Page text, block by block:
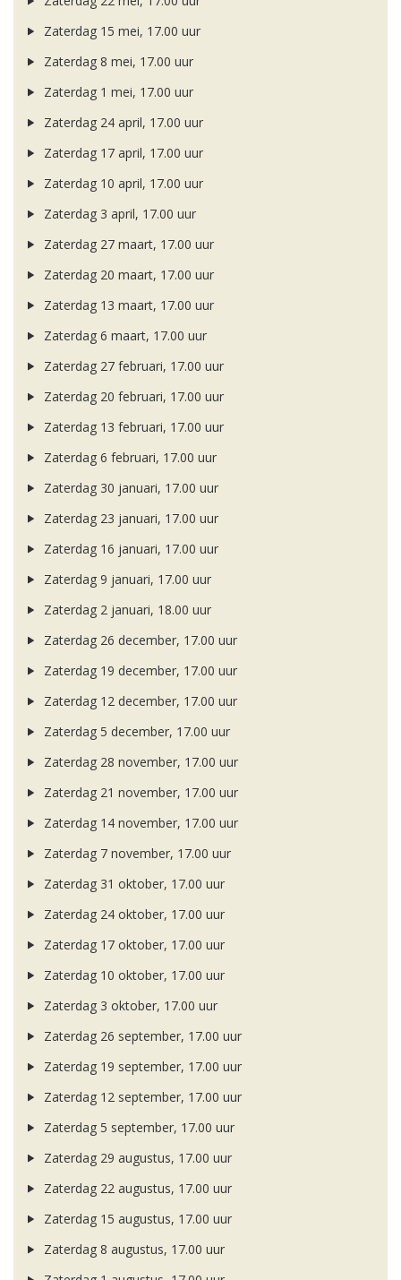
Zaterdag 15 mei, 17.00 uur
Zaterdag 8 mei, 17.00 uur
Zaterdag 1 mei, 17.00 uur
Zaterdag 24 april, 17.00 uur
Zaterdag 17 april, 17.00 uur
Zaterdag 10 april, 17.00 uur
Zaterdag 3 april, 17.00 uur
Zaterdag 27 maart, 17.00 uur
Zaterdag 20 maart, 17.00 uur
Zaterdag 13 maart, 17.00 uur
Zaterdag 6 maart, 17.00 uur
Zaterdag 27 februari, 17.00 uur
Zaterdag 20 februari, 17.00 uur
Zaterdag 13 februari, 17.00 uur
Zaterdag 6 februari, 17.00 uur
Zaterdag 30 januari, 17.00 uur
Zaterdag 23 januari, 17.00 uur
Zaterdag 16 januari, 17.00 uur
Zaterdag 9 januari, 17.00 uur
Zaterdag 2 januari, 18.00 uur
Zaterdag 26 december, 17.00 uur
Zaterdag 19 december, 17.00 uur
Zaterdag 12 december, 17.00 uur
Zaterdag 5 december, 17.00 uur
Zaterdag 28 november, 17.00 uur
Zaterdag 21 november, 17.00 uur
Zaterdag 14 november, 17.00 uur
Zaterdag 7 november, 17.00 uur
Zaterdag 31 oktober, 17.00 uur
Zaterdag 24 oktober, 17.00 uur
Zaterdag 17 oktober, 17.00 uur
Zaterdag 10 oktober, 17.00 uur
Zaterdag 3 oktober, 17.00 uur
Zaterdag 26 september, 17.00 uur
Zaterdag 19 september, 17.00 uur
Zaterdag 12 september, 17.00 uur
Zaterdag 5 september, 17.00 uur
Zaterdag 29 augustus, 17.00 uur
Zaterdag 22 augustus, 17.00 uur
Zaterdag 15 augustus, 17.00 uur
Zaterdag 8 augustus, 17.00 uur